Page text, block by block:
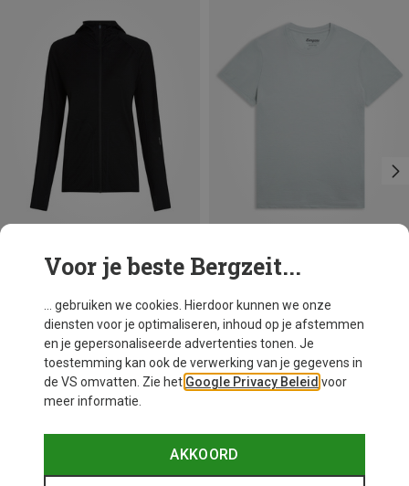
Maten
Icebreaker
Dames 150 MerinoFine Ace Zip Hoodie Jas
€ 162,20
S M XL
Bergans
Dames Merino Light T-shirt
€ 63,20
M L XL
Voor je beste Bergzeit...
... gebruiken we cookies. Hierdoor kunnen we onze
diensten voor je optimaliseren, inhoud op je afstemmen
en je gepersonaliseerde advertenties tonen. Je
toestemming kan ook de verwerking van je gegevens in
de VS omvatten. Zie het Google Privacy Beleid voor
meer informatie.
AKKOORD